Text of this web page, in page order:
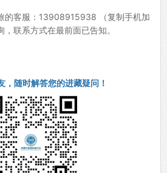
的客服：13908915938 （复制手机加
联系方式在最前面已告知。
，随时解答您的进藏疑问！